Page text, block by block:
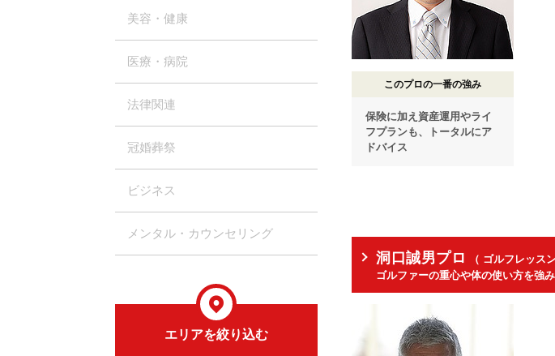
このプロの一番の強み
保険に加え資産運用やライ
フプランも、トータルにア
ドバイス
洞口誠男プロ
（ ゴルフレッス
ゴルファーの重心や体の使い方を強
美容・健康
医療・病院
法律関連
冠婚葬祭
ビジネス
メンタル・カウンセリング
エリアを絞り込む